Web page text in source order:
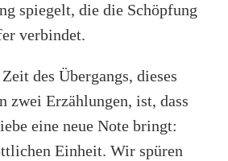
spiegelt, die die Schöpfung
verbindet.
des Übergangs, dieses
zwei Erzählungen, ist, dass
eine neue Note bringt:
Einheit. Wir spüren